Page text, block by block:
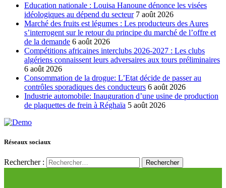
Education nationale : Louisa Hanoune dénonce les visées
idéologiques au dépend du secteur 7 août 2026
Marché des fruits est légumes : Les producteurs des Aures
s’interrogent sur le retour du principe du marché de l’offre et
de la demande 6 août 2026
Compétitions africaines interclubs 2026-2027 : Les clubs
algériens connaissent leurs adversaires aux tours préliminaires
6 août 2026
Consommation de la drogue: L’Etat décide de passer au
contrôles sporadiques des conducteurs 6 août 2026
Industrie automobile: Inauguration d’une usine de production
de plaquettes de frein à Réghaïa 5 août 2026
Réseaux sociaux
Rechercher :